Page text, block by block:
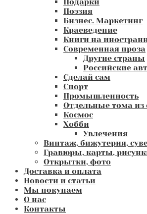
Поэзия
Бизнес. Маркетинг
Краеведение
Книги на
Современная проза
Другие страны
Российские
Сделай сам
Спорт
Промышленность
Отдельные тома из
Космос
Хобби
Увлечения
Винтаж, бижутерия,
Гравюры, карты,
Открытки, фото
Доставка и оплата
Новости и статьи
Мы покупаем
О нас
Контакты